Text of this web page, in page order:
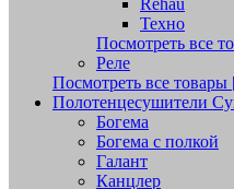
Rehau
Техно
Посмотреть все
Реле
Посмотреть все товары
Полотенцесушители
Богема
Богема с полкой
Галант
Канцлер